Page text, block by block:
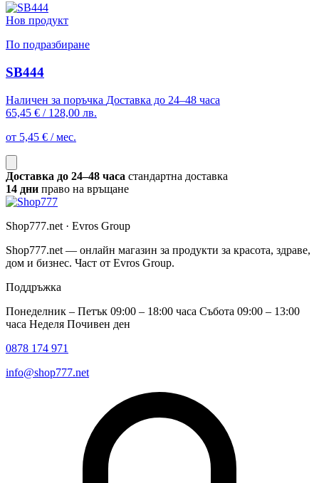
Нов продукт
По подразбиране
SB444
Наличен за поръчка Доставка до 24–48 часа
65,45 € / 128,00 лв.
от 5,45 € / мес.
Доставка до 24–48 часа стандартна доставка
14 дни право на връщане
Shop777.net · Evros Group
Shop777.net — онлайн магазин за продукти за красота, здраве,
дом и бизнес. Част от Evros Group.
Поддръжка
Понеделник – Петък 09:00 – 18:00 часа Събота 09:00 – 13:00
часа Неделя Почивен ден
0878 174 971
info@shop777.net